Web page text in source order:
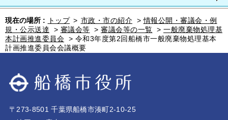
現在の場所 : トップ > 市政・市の紹介 >情報公開・審議会・例
規・公示送達
> 審議会等 > 審議会等の一覧 > 一般廃棄物処理基
本計画推進委員会 > 令和3年度第2回船橋市一般廃棄物処理基本
計画推進委員会会議概要
〒273-8501 千葉県船橋市湊町2-10-25